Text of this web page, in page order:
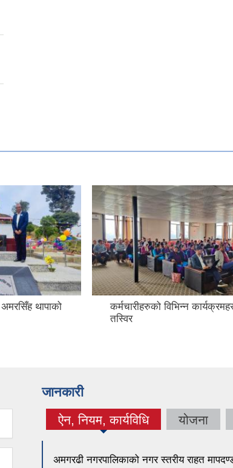
अमरसिँह थापाको
कर्मचारीहरुको विभिन्न
तस्विर
जानकारी
ऐन, नियम, कार्यविधि
(active tab) योजना
अमगरढी नगरपालिकाको नगर स्तरीय राहत